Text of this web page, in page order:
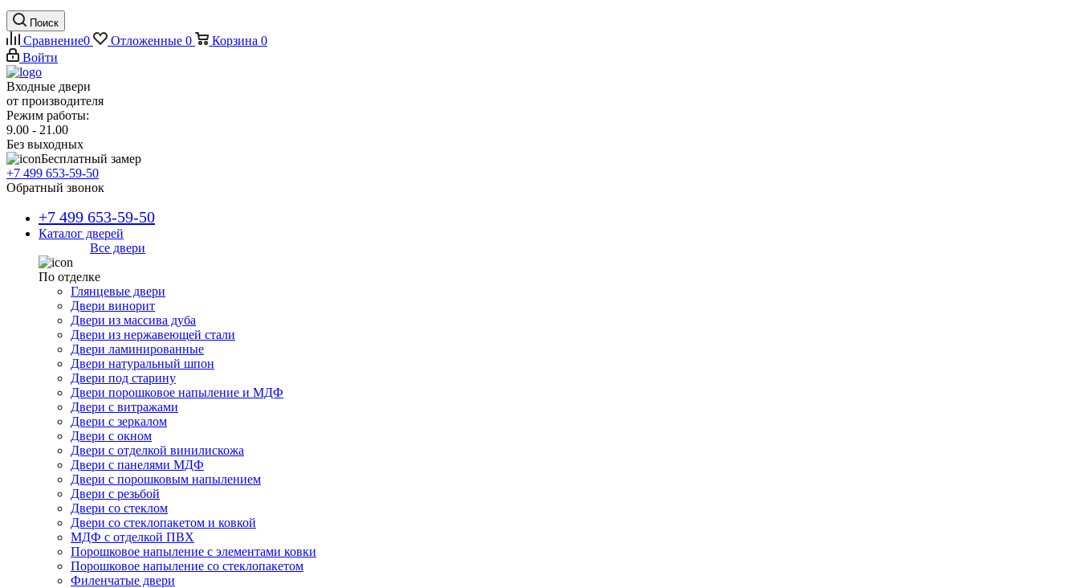
Поиск
Сравнение0 Отложенные 0 Корзина 0
Войти
Входные двери
от производителя
Режим работы:
9.00 - 21.00
Без выходных
Бесплатный замер
+7 499 653-59-50
Обратный звонок
+7 499 653-59-50
Каталог дверей
Все двери
По отделке
Глянцевые двери
Двери винорит
Двери из массива дуба
Двери из нержавеющей стали
Двери ламинированные
Двери натуральный шпон
Двери под старину
Двери порошковое напыление и МДФ
Двери с витражами
Двери с зеркалом
Двери с окном
Двери с отделкой винилискожа
Двери с панелями МДФ
Двери с порошковым напылением
Двери с резьбой
Двери со стеклом
Двери со стеклопакетом и ковкой
МДФ с отделкой ПВХ
Порошковое напыление с элементами ковки
Порошковое напыление со стеклопакетом
Филенчатые двери